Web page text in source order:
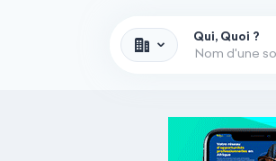
Qui, Quoi ?